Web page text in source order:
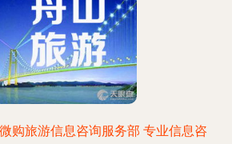
购旅游信息咨询服务部 专业信息咨